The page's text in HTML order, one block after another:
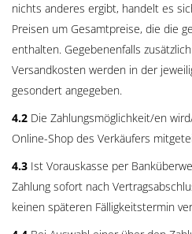
nichts anderes ergibt, handelt es
Preisen um Gesamtpreise, die die
enthalten. Gegebenenfalls
Versandkosten werden in der
gesondert angegeben.
4.2 Die Zahlungsmöglichkeit/en
Online-Shop des Verkäufers
4.3 Ist Vorauskasse per
Zahlung sofort nach
keinen späteren Fälligkeitstermin